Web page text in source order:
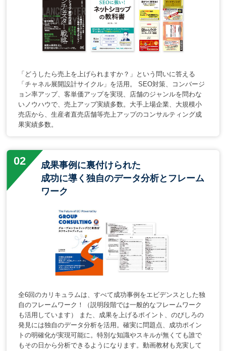
「どうしたら売上を上げられますか？」という問いに答える
「チャネル展開設計サイクル」を活用。 SEO対策、コンバージ
ョン率アップ、客単価アップを実現、店舗のジャンルを問わな
いノウハウで、売上アップ実績多数。大手上場企業、大規模小
売店から、生産者直売店舗等売上アップのコンサルティング成
果実績多数。
成果事例に裏付けられた
成功に導く独自のデータ分析とフレーム
ワーク
全6回のカリキュラムは、すべて成功事例をエビデンスとした独
自のフレームワーク！（説明段階では一般的なフレームワーク
も活用しています） また、成果を上げるポイント、のびしろの
発見には独自のデータ分析を活用。確実に問題点、成功ポイン
トの明確化が実現可能に。特別な知識やスキルが無くても誰で
もその日から分析できるようになります。動画教材も充実して